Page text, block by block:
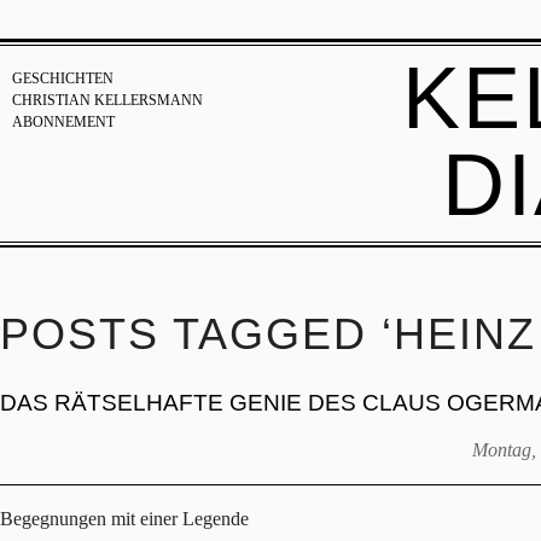
GESCHICHTEN
CHRISTIAN KELLERSMANN
ABONNEMENT
POSTS TAGGED
DAS RÄTSELHAFTE GENIE DES CLAUS
Montag,
Begegnungen mit einer Legende